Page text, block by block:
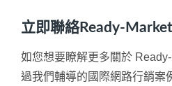
立即聯絡Ready-
如您想要瞭解更多關於
過我們輔導的國際網路行銷案